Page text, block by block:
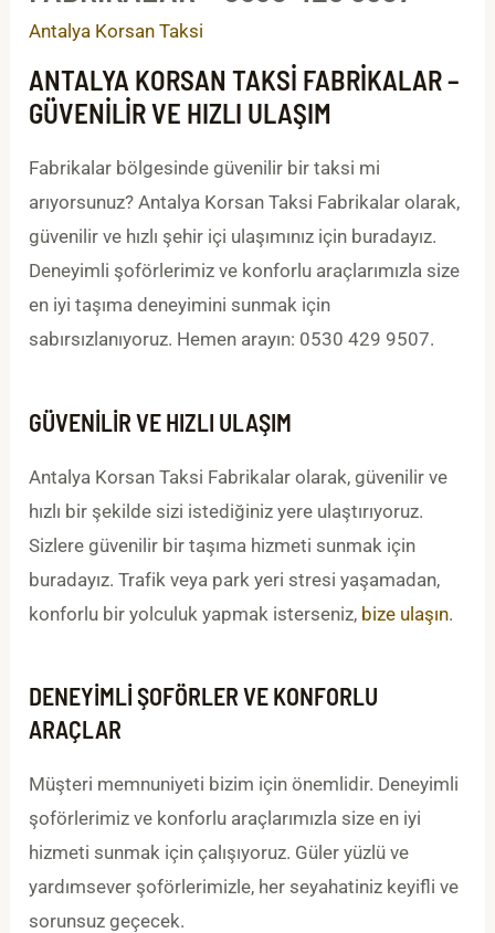
Antalya Korsan Taksi
ANTALYA KORSAN TAKSI FABRIKALAR –
GÜVENILIR VE HIZLI ULAŞIM
Fabrikalar bölgesinde güvenilir bir taksi mi
arıyorsunuz? Antalya Korsan Taksi Fabrikalar olarak,
güvenilir ve hızlı şehir içi ulaşımınız için buradayız.
Deneyimli şoförlerimiz ve konforlu araçlarımızla size
en iyi taşıma deneyimini sunmak için
sabırsızlanıyoruz. Hemen arayın: 0530 429 9507.
GÜVENILIR VE HIZLI ULAŞIM
Antalya Korsan Taksi Fabrikalar olarak, güvenilir ve
hızlı bir şekilde sizi istediğiniz yere ulaştırıyoruz.
Sizlere güvenilir bir taşıma hizmeti sunmak için
buradayız. Trafik veya park yeri stresi yaşamadan,
konforlu bir yolculuk yapmak isterseniz, bize ulaşın.
DENEYIMLI ŞOFÖRLER VE KONFORLU
ARAÇLAR
Müşteri memnuniyeti bizim için önemlidir. Deneyimli
şoförlerimiz ve konforlu araçlarımızla size en iyi
hizmeti sunmak için çalışıyoruz. Güler yüzlü ve
yardımsever şoförlerimizle, her seyahatiniz keyifli ve
sorunsuz geçecek.